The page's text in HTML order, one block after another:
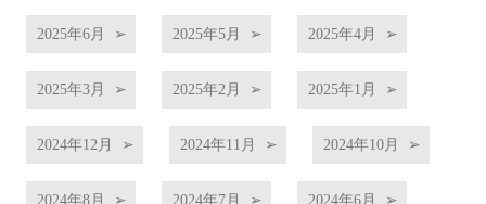
2025年6月 2025年5月 2025年4月
2025年3月 2025年2月 2025年1月
2024年12月 2024年11月 2024年10月
2024年8月 2024年7月 2024年6月